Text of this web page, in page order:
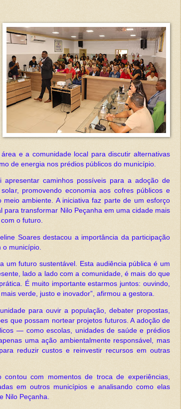
e a comunidade local para discutir alternativas
de energia nos prédios públicos do município.
caminhos possíveis para a adoção de
promovendo economia aos cofres públicos e
ambiente. A iniciativa faz parte de um esforço
para transformar Nilo Peçanha em uma cidade mais
o futuro.
Soares destacou a importância da participação
município.
um futuro sustentável. Esta audiência pública é um
lado a lado com a comunidade, é mais do que
É muito importante estarmos juntos: ouvindo,
verde, justo e inovador”, afirmou a gestora.
para ouvir a população, debater propostas,
que possam nortear projetos futuros. A adoção de
— como escolas, unidades de saúde e prédios
uma ação ambientalmente responsável, mas
reduzir custos e reinvestir recursos em outras
com momentos de troca de experiências,
em outros municípios e analisando como elas
Nilo Peçanha.